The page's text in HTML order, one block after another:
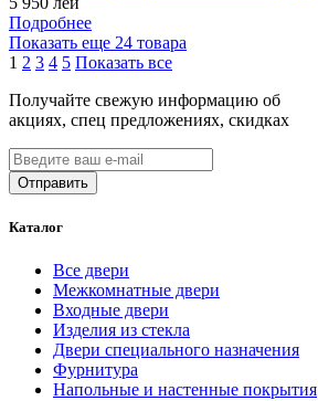
Подробнее
Показать еще 24 товара
1 2 3 4 5 Показать все
Получайте свежую информацию об
акциях, спец предложениях, скидках
Каталог
Все двери
Межкомнатные двери
Входные двери
Изделия из стекла
Двери специального назначения
Фурнитура
Напольные и настенные покрытия